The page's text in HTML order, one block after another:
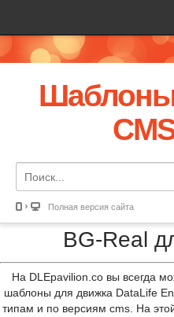
Полная версия сайта
BG-Real
На DLEpavilion.co вы всегда
шаблоны для движка DataLife
типам и по версиям cms. На